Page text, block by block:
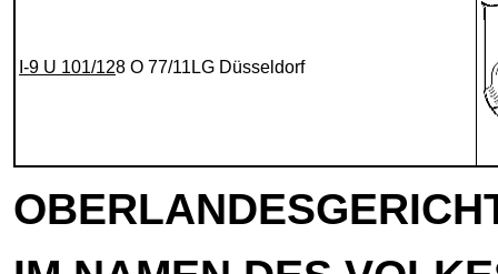
I-9 U 101/128 O 77/11LG Düsseldorf